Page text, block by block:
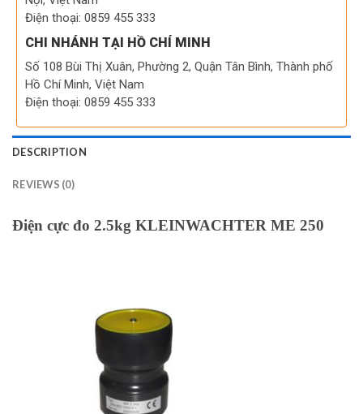
Điện thoại: 0859 455 333
CHI NHÁNH TẠI HỒ CHÍ MINH
Số 108 Bùi Thị Xuân, Phường 2, Quận Tân Bình, Thành phố
Hồ Chí Minh, Việt Nam
Điện thoại: 0859 455 333
DESCRIPTION
REVIEWS (0)
Điện cực đo 2.5kg KLEINWACHTER ME 250